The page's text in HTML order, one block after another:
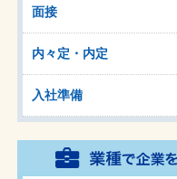
面接
内々定・内定
入社準備